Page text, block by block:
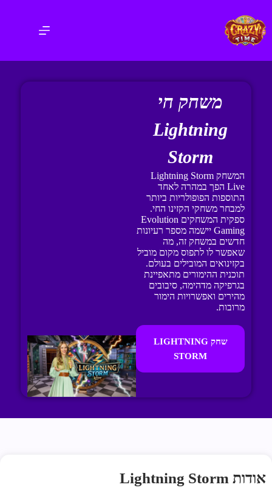
משחק חי
Lightning
Storm
המשחק Lightning Storm
Live הפך במהרה לאחד
התוספות הפופולריות ביותר
למבחר משחקי הקזינו החי.
ספקית המשחקים Evolution
Gaming יישמה מספר רעיונות
חדשים במשחק זה, מה
שאפשר לו לתפוס מקום מוביל
בקזינואים המובילים בעולם.
תוכנית ההימורים מתאפיינת
בגרפיקה מדהימה, סיבובים
מהירים ואפשרויות הימור
מרובות.
שחק LIGHTNING
STORM
אודות Lightning Storm